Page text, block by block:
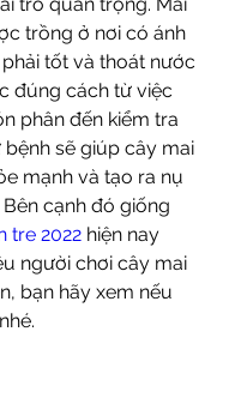
trồng ở nơi có ánh
tốt và thoát nước
đúng cách từ việc
phân đến kiểm tra
sẽ giúp cây mai
mạnh và tạo ra nụ
tre 2022 hiện nay
người chơi cây mai
bạn hãy xem nếu